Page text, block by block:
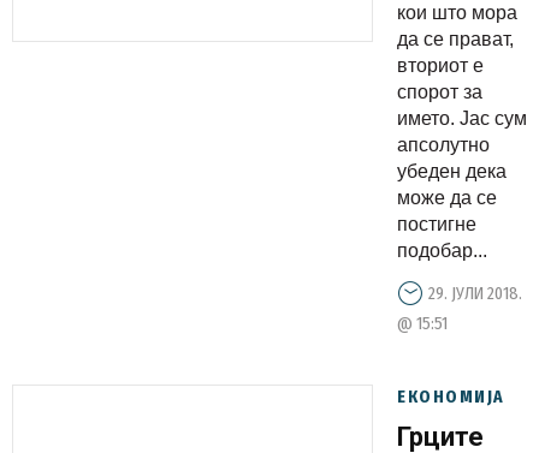
за името
за
членство
во ЕУ и
НАТО
кои што мора
да се прават,
вториот е
спорот за
името. Јас сум
апсолутно
убеден дека
може да се
постигне
подобар...
29. ЈУЛИ 2018.
@ 15:51
ЕКОНОМИЈА
Грците